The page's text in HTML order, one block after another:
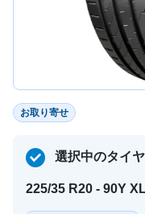
お取り寄せ
選択中のタイ
225/35 R20 - 90Y